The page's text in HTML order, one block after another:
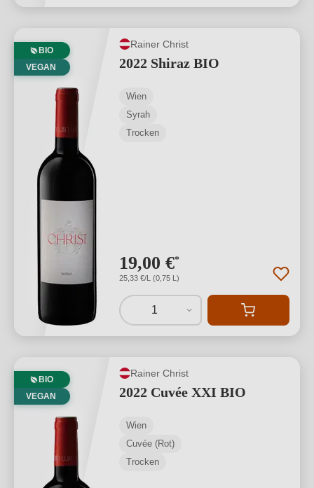
BIO
VEGAN
Rainer Christ
2022 Shiraz BIO
Wien
Syrah
Trocken
19,00 €*
25,33 €/L (0,75 L)
1
BIO
VEGAN
Rainer Christ
2022 Cuvée XXI BIO
Wien
Cuvée (Rot)
Trocken